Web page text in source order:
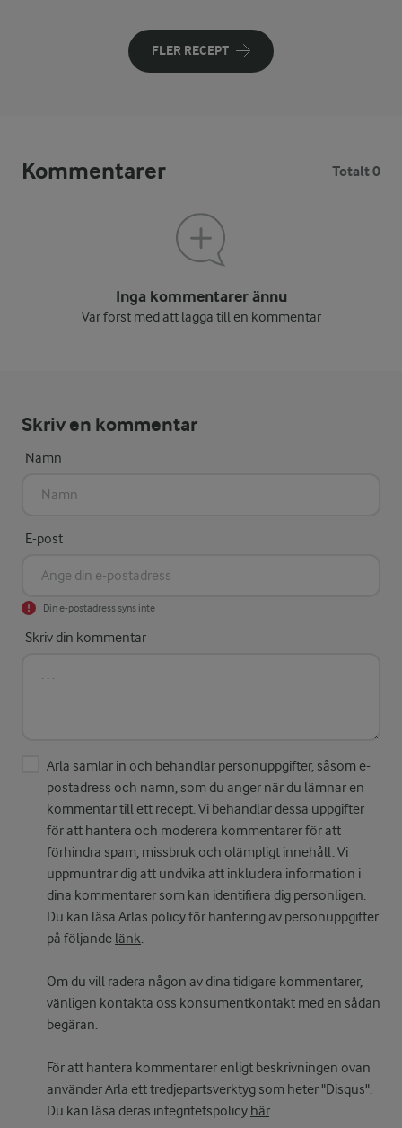
FLER RECEPT
Kommentarer Totalt 0
Inga kommentarer ännu
Var först med att lägga till en kommentar
Skriv en kommentar
Namn
E-post
Din e-postadress syns inte
Skriv din kommentar
Arla samlar in och behandlar personuppgifter, såsom e-
postadress och namn, som du anger när du lämnar en
kommentar till ett recept. Vi behandlar dessa uppgifter
för att hantera och moderera kommentarer för att
förhindra spam, missbruk och olämpligt innehåll. Vi
uppmuntrar dig att undvika att inkludera information i
dina kommentarer som kan identifiera dig personligen.
Du kan läsa Arlas policy för hantering av personuppgifter
på följande länk.
Om du vill radera någon av dina tidigare kommentarer,
vänligen kontakta oss konsumentkontakt med en sådan
begäran.
För att hantera kommentarer enligt beskrivningen ovan
använder Arla ett tredjepartsverktyg som heter "Disqus".
Du kan läsa deras integritetspolicy här.